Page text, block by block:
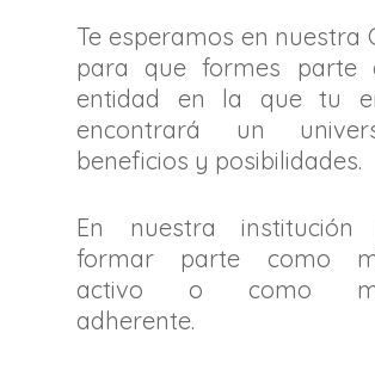
Te esperamos en nuestra
para que formes parte
entidad en la que tu
encontrará un
beneficios y posibilidades.
En nuestra institución
formar parte como
activo o como
adherente.